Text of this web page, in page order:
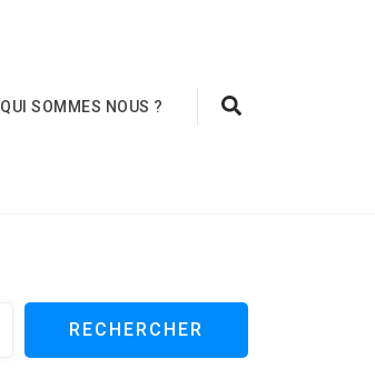
QUI SOMMES NOUS ?
RECHERCHER